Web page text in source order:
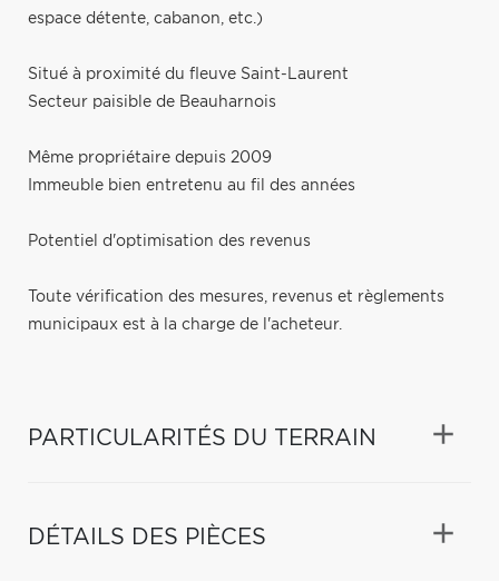
espace détente, cabanon, etc.)
Situé à proximité du fleuve Saint-Laurent
Secteur paisible de Beauharnois
Même propriétaire depuis 2009
Immeuble bien entretenu au fil des années
Potentiel d'optimisation des revenus
Toute vérification des mesures, revenus et règlements
municipaux est à la charge de l'acheteur.
PARTICULARITÉS DU TERRAIN
DÉTAILS DES PIÈCES